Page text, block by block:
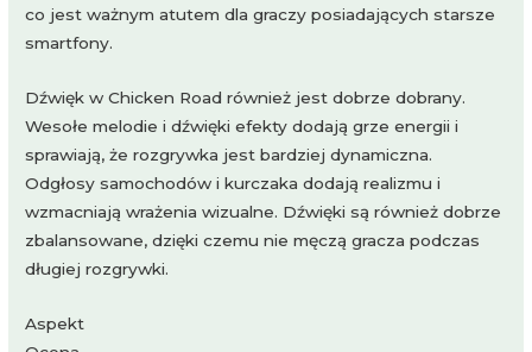
co jest ważnym atutem dla graczy posiadających starsze
smartfony.
Dźwięk w Chicken Road również jest dobrze dobrany.
Wesołe melodie i dźwięki efekty dodają grze energii i
sprawiają, że rozgrywka jest bardziej dynamiczna.
Odgłosy samochodów i kurczaka dodają realizmu i
wzmacniają wrażenia wizualne. Dźwięki są również dobrze
zbalansowane, dzięki czemu nie męczą gracza podczas
długiej rozgrywki.
Aspekt